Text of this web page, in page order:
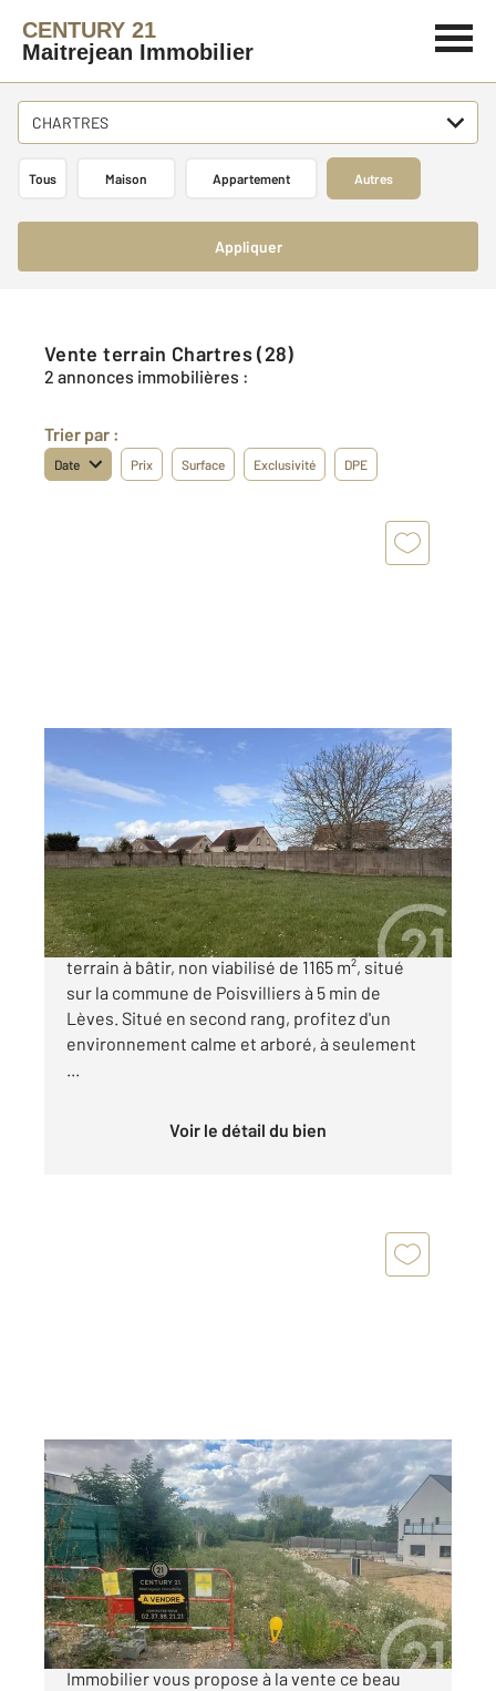
CENTURY 21
Maitrejean Immobilier
CHARTRES
Tous Maison Appartement Autres
Appliquer
Vente terrain Chartres (28)
2 annonces immobilières :
Trier par :
Date Prix Surface Exclusivité DPE
1165 m
Ref : 27696
Terrain à vendre
55 000 €
Terrain à bâtir Votre agence vous propose ce
terrain à bâtir, non viabilisé de 1165 m², situé
sur la commune de Poisvilliers à 5 min de
Lèves. Situé en second rang, profitez d'un
environnement calme et arboré, à seulement
...
Voir le détail du bien
CHARTRES 28
575 m2
Ref : 26791
Terrain à vendre
152 000 €
CHARTRES : CENTURY 21 Maitrejean
Immobilier vous propose à la vente ce beau